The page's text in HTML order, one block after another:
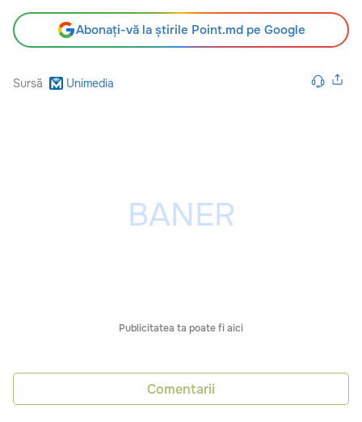
Abonați-vă la știrile Point.md pe Google
Sursă Unimedia
Publicitatea ta poate fi aici
Comentarii